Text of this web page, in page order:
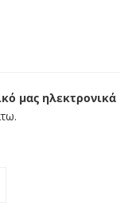
μας ηλεκτρονικά